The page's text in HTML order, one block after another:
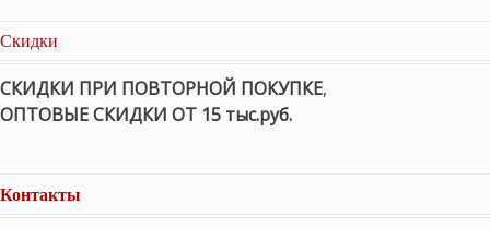
Скидки
СКИДКИ ПРИ ПОВТОРНОЙ ПОКУПКЕ,
ОПТОВЫЕ СКИДКИ ОТ 15 тыс.руб.
Контакты